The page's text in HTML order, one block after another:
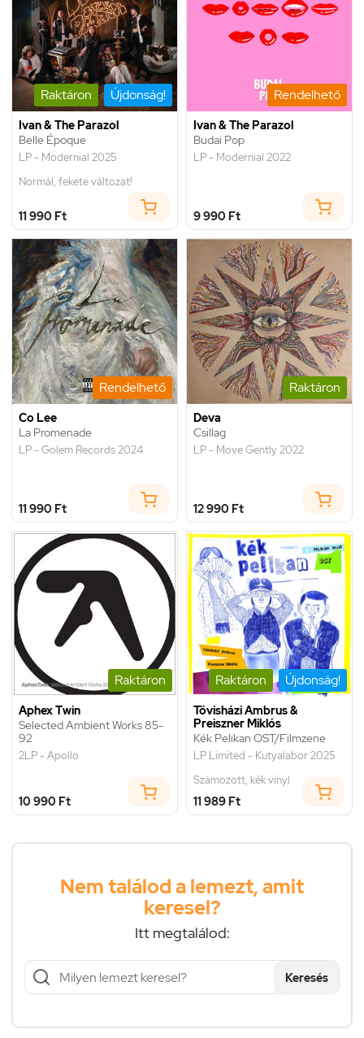
Raktáron Újdonság!
Ivan & The Parazol
Belle Époque
LP - Modernial 2025
Normál, fekete változat!
11 990 Ft
Rendelhető
Ivan & The Parazol
Budai Pop
LP - Modernial 2022
9 990 Ft
Rendelhető
Co Lee
La Promenade
LP - Golem Records 2024
11 990 Ft
Raktáron
Deva
Csillag
LP - Move Gently 2022
12 990 Ft
Raktáron
Aphex Twin
Selected Ambient Works 85-
92
2LP - Apollo
10 990 Ft
Raktáron Újdonság!
Tövisházi Ambrus &
Preiszner Miklós
Kék Pelikan OST/Filmzene
LP Limited - Kutyalabor 2025
Számozott, kék vinyl
11 989 Ft
Nem találod a lemezt, amit
keresel?
Itt megtalálod:
Keresés